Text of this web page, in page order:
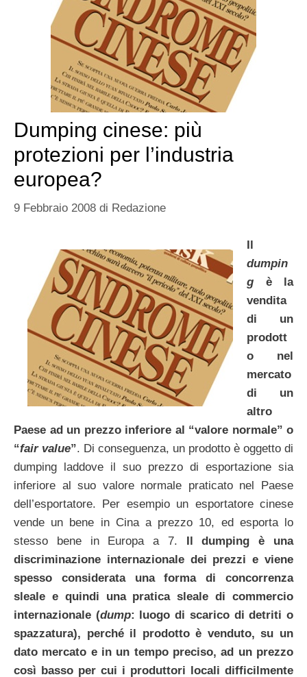
Dumping cinese: più
protezioni per l’industria
europea?
9 Febbraio 2008 di Redazione
dumpin
g è la
vendita
di un
prodott
o nel
mercato
di un
altro
Paese ad un prezzo inferiore al “valore normale” o
“fair value”. Di conseguenza, un prodotto è oggetto di
dumping laddove il suo prezzo di esportazione sia
inferiore al suo valore normale praticato nel Paese
dell’esportatore. Per esempio un esportatore cinese
vende un bene in Cina a prezzo 10, ed esporta lo
stesso bene in Europa a 7.
Il dumping è una
discriminazione internazionale dei prezzi e viene
spesso considerata una forma di concorrenza
sleale e quindi una pratica sleale di commercio
internazionale (dump: luogo di scarico di detriti o
spazzatura), perché il prodotto è venduto, su un
dato mercato e in un tempo preciso, ad un prezzo
così basso per cui i produttori locali difficilmente